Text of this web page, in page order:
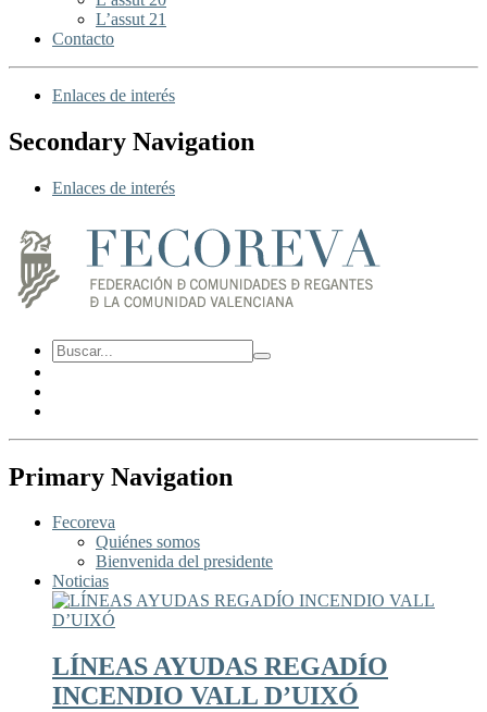
L’assut 21
Contacto
Enlaces de interés
Secondary Navigation
Enlaces de interés
Primary Navigation
Fecoreva
Quiénes somos
Bienvenida del presidente
Noticias
LÍNEAS AYUDAS REGADÍO
INCENDIO VALL D’UIXÓ